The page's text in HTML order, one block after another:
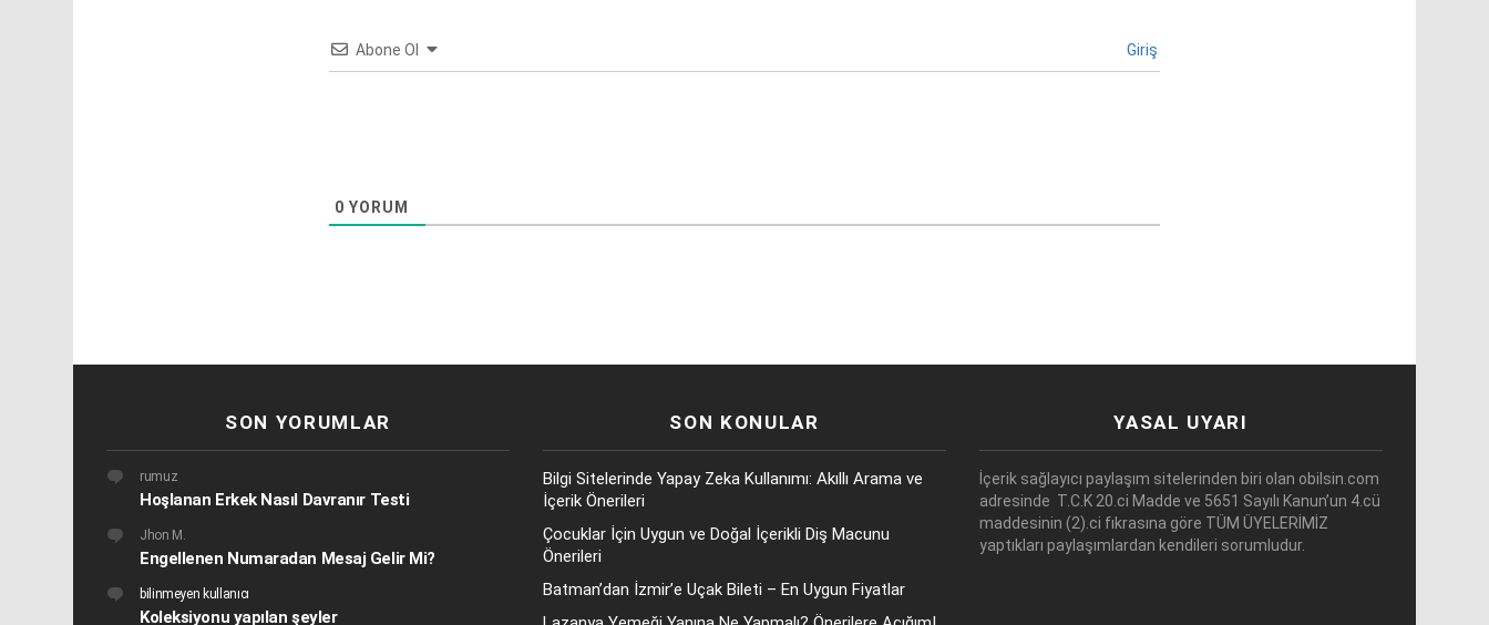
Abone Ol Giriş
0 YORUM
SON YORUMLAR
rumuz
Hoşlanan Erkek Nasıl Davranır Testi
Jhon M.
Engellenen Numaradan Mesaj Gelir Mi?
bilinmeyen kullanıcı
Koleksiyonu yapılan şeyler
SON KONULAR
Bilgi Sitelerinde Yapay Zeka Kullanımı: Akıllı Arama ve
İçerik Önerileri
Çocuklar İçin Uygun ve Doğal İçerikli Diş Macunu
Önerileri
Batman’dan İzmir’e Uçak Bileti – En Uygun Fiyatlar
YASAL UYARI
İçerik sağlayıcı paylaşım sitelerinden biri olan obilsin.com
adresinde T.C.K 20.ci Madde ve 5651 Sayılı Kanun’un 4.cü
maddesinin (2).ci fıkrasına göre TÜM ÜYELERİMİZ
yaptıkları paylaşımlardan kendileri sorumludur.